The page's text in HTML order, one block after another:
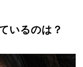
いるのは？